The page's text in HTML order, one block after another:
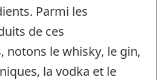
Parmi les
de ces
notons le whisky, le gin,
la vodka et le